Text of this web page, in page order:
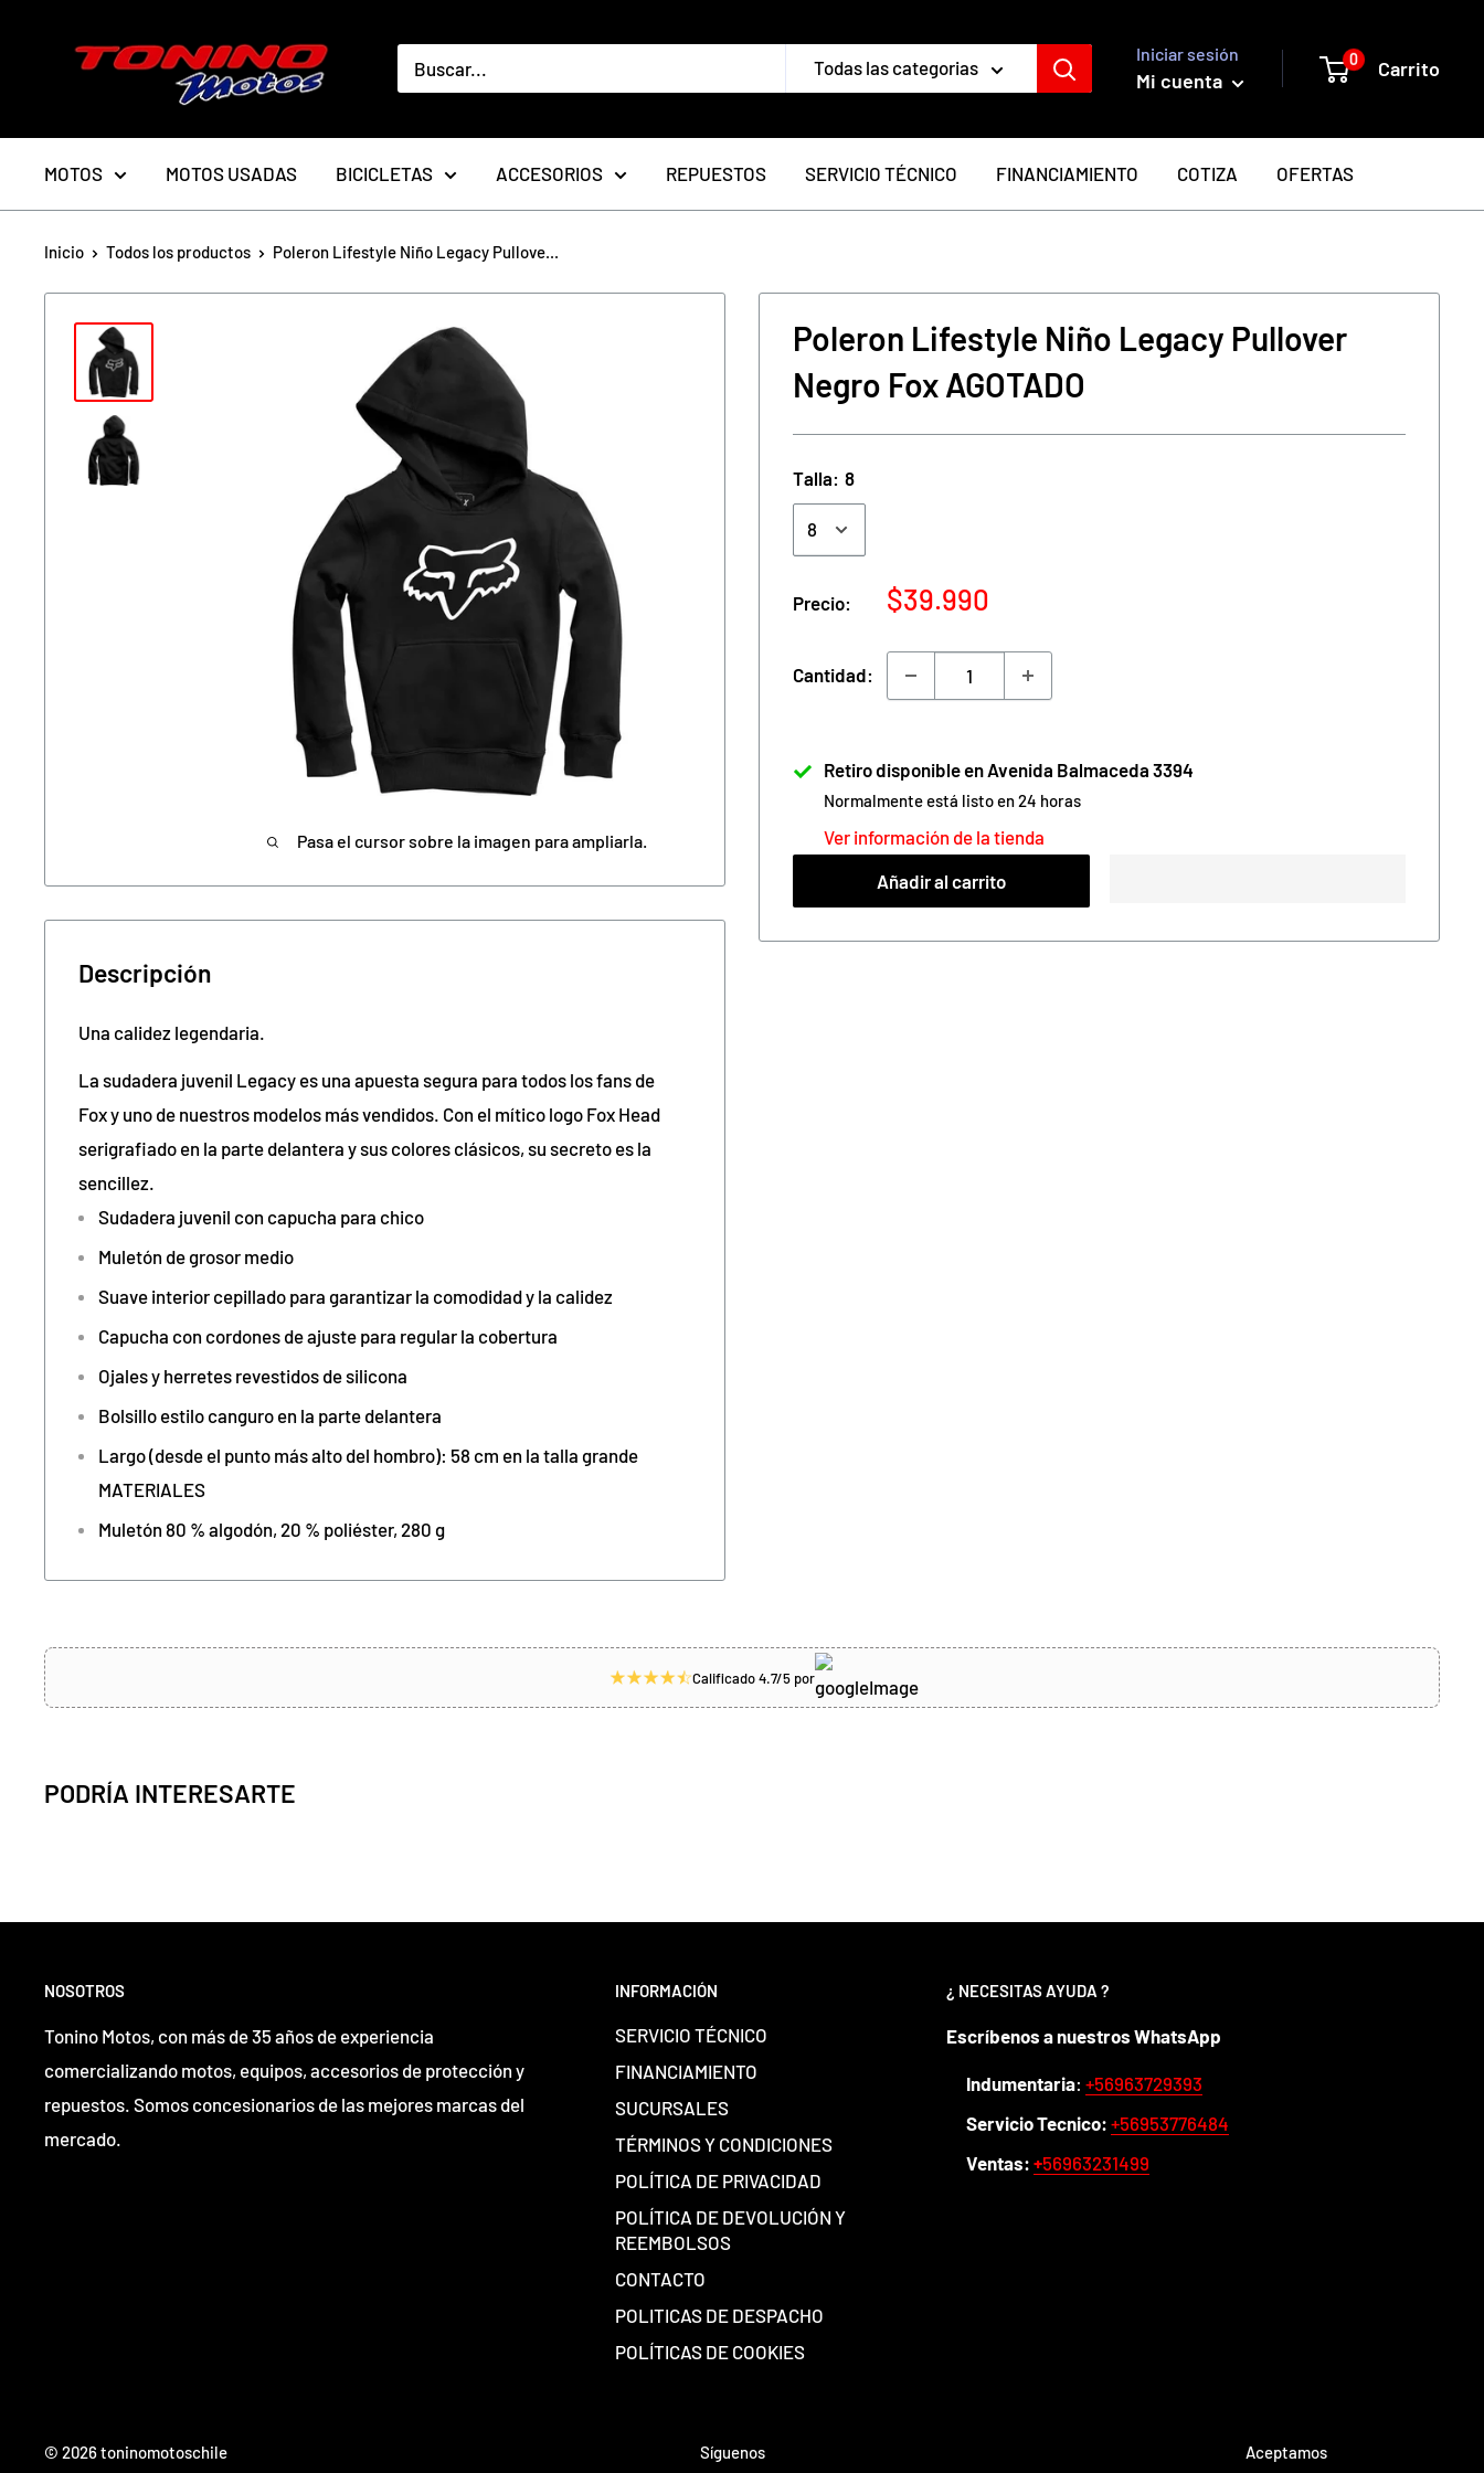
directamente
Todas las categorias
Iniciar sesión
Mi cuenta
0 Carrito
MOTOS MOTOS USADAS BICICLETAS ACCESORIOS REPUESTOS SERVICIO TÉCNICO FINANCIAMIENTO COTIZA OFERTAS
Inicio Todos los productos Poleron Lifestyle Niño Legacy Pullove...
Pasa el cursor sobre la imagen para ampliarla.
Poleron Lifestyle Niño Legacy Pullover
Negro Fox AGOTADO
Talla: 8
Precio:
Precio
venta
$39.990
Cantidad:
Retiro disponible en Avenida Balmaceda 3394
Normalmente está listo en 24 horas
Ver información de la tienda
Añadir al carrito
Descripción
Una calidez legendaria.
La sudadera juvenil Legacy es una apuesta segura para todos los fans de
Foxy uno de nuestros modelos más vendidos. Con el mítico logo Fox Head
serigrafiado en la parte delantera y sus colores clásicos, su secreto es la
sencillez.
Sudadera juvenil con capucha para chico
Muletón de grosor medio
Suave interior cepillado para garantizar la comodidad y la calidez
Capucha con cordones de ajuste para regular la cobertura
Ojales y herretes revestidos de silicona
Bolsillo estilo canguro en la parte delantera
Largo (desde el punto más alto del hombro): 58 cm en la talla grande
MATERIALES
Muletón 80 % algodón, 20 % poliéster, 280 g
Calificado 4.7/5 por
PODRÍA INTERESARTE
NOSOTROS
Tonino Motos, con más de 35 años de experiencia
comercializando motos, equipos, accesorios de protección y
repuestos. Somos concesionarios de las mejores marcas del
mercado.
INFORMACIÓN
SERVICIO TÉCNICO
FINANCIAMIENTO
SUCURSALES
TÉRMINOS Y CONDICIONES
POLÍTICA DE PRIVACIDAD
POLÍTICA DE DEVOLUCIÓN Y
REEMBOLSOS
CONTACTO
POLITICAS DE DESPACHO
POLÍTICAS DE COOKIES
¿ NECESITAS AYUDA ?
Escríbenos a nuestros WhatsApp
Indumentaria: +56963729393
Servicio Tecnico: +56953776484
Ventas: +56963231499
© 2026 toninomotoschile Síguenos Aceptamos